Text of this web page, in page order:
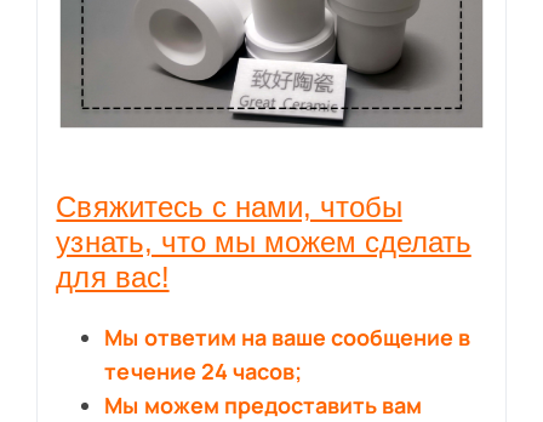
Свяжитесь с нами, чтобы
узнать, что мы можем сделать
для вас!
Мы ответим на ваше сообщение в
течение 24 часов;
Мы можем предоставить вам